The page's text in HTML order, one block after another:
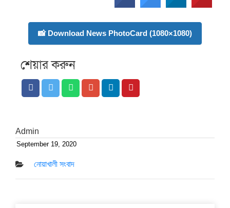
📸 Download News PhotoCard (1080×1080)
শেয়ার করুন
Admin
Posted
on
September 19, 2020
নোয়াখালী সংবাদ